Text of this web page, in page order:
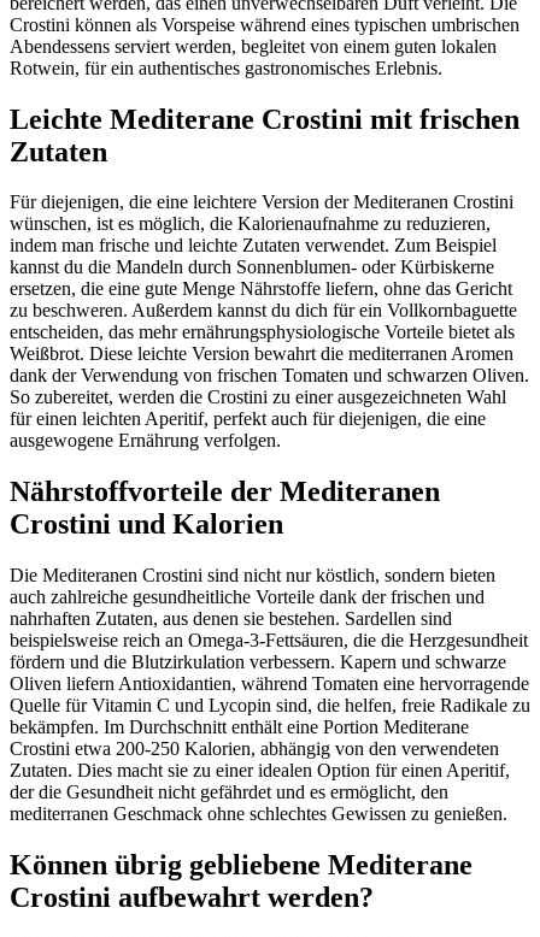
Crostini können als Vorspeise während eines typischen umbrischen
Abendessens serviert werden, begleitet von einem guten lokalen
Rotwein, für ein authentisches gastronomisches Erlebnis.
Leichte Mediterane Crostini mit frischen
Zutaten
Für diejenigen, die eine leichtere Version der Mediteranen Crostini
wünschen, ist es möglich, die Kalorienaufnahme zu reduzieren,
indem man frische und leichte Zutaten verwendet. Zum Beispiel
kannst du die Mandeln durch Sonnenblumen- oder Kürbiskerne
ersetzen, die eine gute Menge Nährstoffe liefern, ohne das Gericht
zu beschweren. Außerdem kannst du dich für ein Vollkornbaguette
entscheiden, das mehr ernährungsphysiologische Vorteile bietet als
Weißbrot. Diese leichte Version bewahrt die mediterranen Aromen
dank der Verwendung von frischen Tomaten und schwarzen Oliven.
So zubereitet, werden die Crostini zu einer ausgezeichneten Wahl
für einen leichten Aperitif, perfekt auch für diejenigen, die eine
ausgewogene Ernährung verfolgen.
Nährstoffvorteile der Mediteranen
Crostini und Kalorien
Die Mediteranen Crostini sind nicht nur köstlich, sondern bieten
auch zahlreiche gesundheitliche Vorteile dank der frischen und
nahrhaften Zutaten, aus denen sie bestehen. Sardellen sind
beispielsweise reich an Omega-3-Fettsäuren, die die Herzgesundheit
fördern und die Blutzirkulation verbessern. Kapern und schwarze
Oliven liefern Antioxidantien, während Tomaten eine hervorragende
Quelle für Vitamin C und Lycopin sind, die helfen, freie Radikale zu
bekämpfen. Im Durchschnitt enthält eine Portion Mediterane
Crostini etwa 200-250 Kalorien, abhängig von den verwendeten
Zutaten. Dies macht sie zu einer idealen Option für einen Aperitif,
der die Gesundheit nicht gefährdet und es ermöglicht, den
mediterranen Geschmack ohne schlechtes Gewissen zu genießen.
Können übrig gebliebene Mediterane
Crostini aufbewahrt werden?